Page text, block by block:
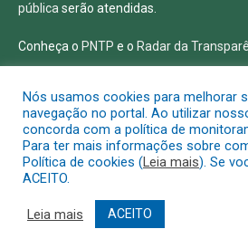
pública serão atendidas.
Conheça o PNTP e o Radar da
Todos os direitos reservados a Prefeitura
Mapa do Site
Acessar o Webmail
Nós usamos cookies para melhorar
navegação no portal. Ao utilizar
concorda com a política de
Para ter mais informações sobre
Política de cookies (Leia mais). Se
ACEITO.
Leia mais ACEITO